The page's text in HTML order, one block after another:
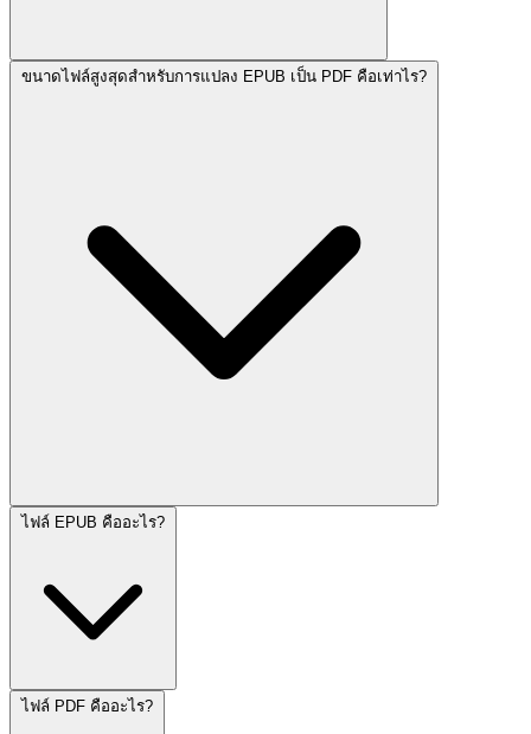
ขนาดไฟล์สูงสุดสำหรับการแปลง EPUB เป็น PDF คือเท่าไร?
ไฟล์ EPUB คืออะไร?
ไฟล์ PDF คืออะไร?